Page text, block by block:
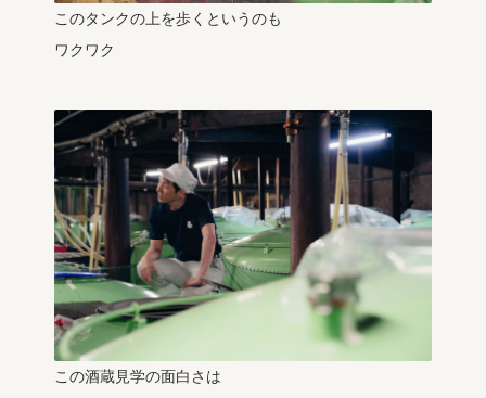
このタンクの上を歩くというのも
ワクワク
この酒蔵見学の面白さは